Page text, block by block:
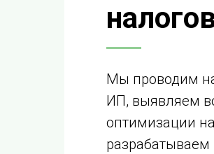
Мы проводим
ИП, выявляем
оптимизации